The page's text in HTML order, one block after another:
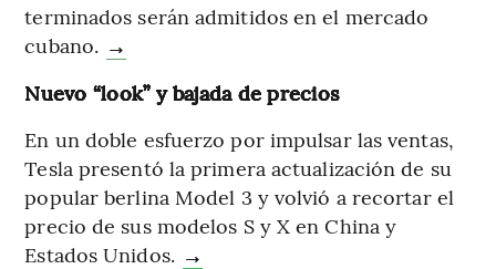
terminados serán admitidos en el mercado
cubano. →
Nuevo “look” y bajada de precios
En un doble esfuerzo por impulsar las ventas,
Tesla presentó la primera actualización de su
popular berlina Model 3 y volvió a recortar el
precio de sus modelos S y X en China y
Estados Unidos. →